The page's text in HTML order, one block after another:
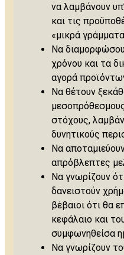
να λαμβάνουν
και τις
«μικρά
Να
χρόνου και τα
αγορά
Να θέτουν
στόχους,
δυνητικούς
Να
απρόβλεπτες
Να γνωρίζουν
δανειστούν
βέβαιοι ότι θα
κεφάλαιο και
συμφωνηθείσα
Να γνωρίζουν